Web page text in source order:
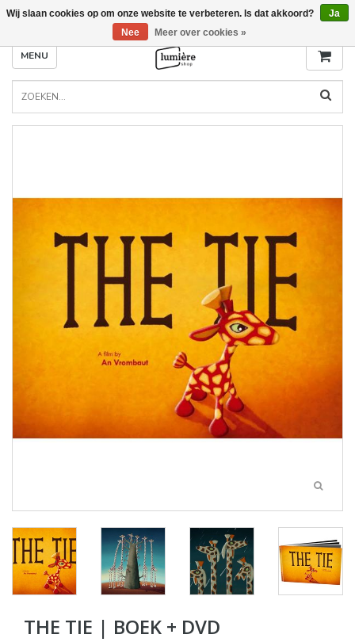
MENU
THE TIE | BOEK + DVD
Wij slaan cookies op om onze website te verbeteren. Is dat akkoord?
Ja
Nee
Meer over cookies »